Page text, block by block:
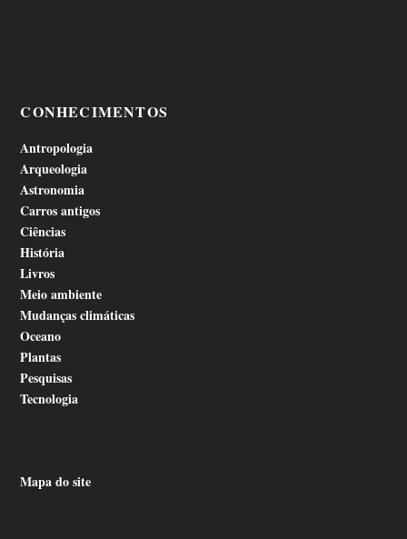
CONHECIMENTOS
Antropologia
Arqueologia
Astronomia
Carros antigos
Ciências
História
Livros
Meio ambiente
Mudanças climáticas
Oceano
Plantas
Pesquisas
Tecnologia
Mapa do site